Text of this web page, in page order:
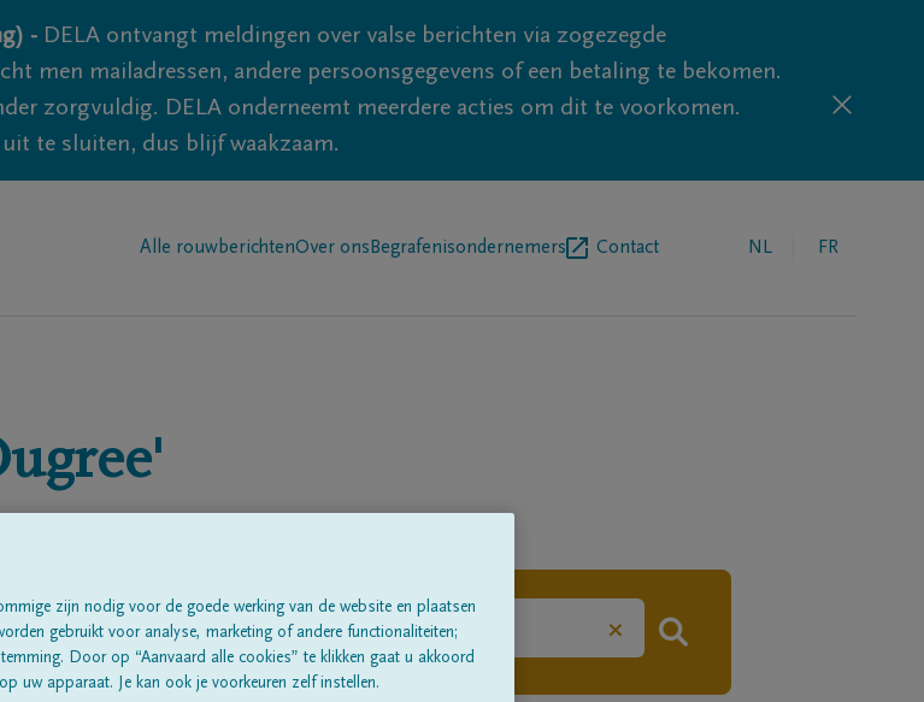
- DELA ontvangt meldingen over valse berichten via zogezegde
men mailadressen, andere persoonsgegevens of een betaling te bekomen.
zorgvuldig. DELA onderneemt meerdere acties om dit te voorkomen.
te sluiten, dus blijf waakzaam.
Alle rouwberichtenOver ons Begrafenisondernemers Contact NL FR
×
zijn nodig voor de goede werking van de website en plaatsen
gebruikt voor analyse, marketing of andere functionaliteiten;
Door op “Aanvaard alle cookies” te klikken gaat u akkoord
uw apparaat. Je kan ook je voorkeuren zelf instellen.